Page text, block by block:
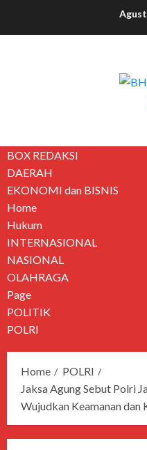
BOX REDAKSI
DAERAH
EKONOMI dan BISNIS
Home
Hukum
INTERNASIONAL
NASIONAL
OLAHRAGA
Page
POLITIK
POLRI
Home
POLRI
Jaksa Agung Sebut Polri
Wujudkan Keamanan dan